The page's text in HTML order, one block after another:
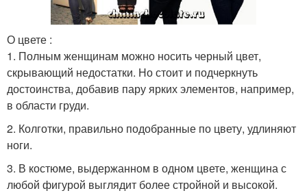
О цвете :
1. Полным женщинам можно носить черный цвет,
скрывающий недостатки. Но стоит и подчеркнуть
достоинства, добавив пару ярких элементов, например,
в области груди.
2. Колготки, правильно подобранные по цвету, удлиняют
ноги.
3. В костюме, выдержанном в одном цвете, женщина с
любой фигурой выглядит более стройной и высокой.